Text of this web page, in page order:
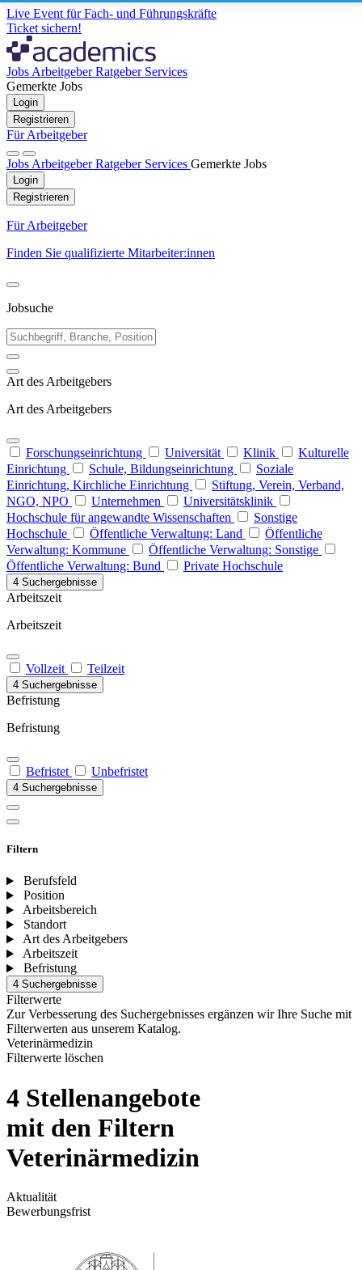
Live Event für Fach- und Führungskräfte
Ticket sichern!
Jobs ArbeitgeberRatgeber Services
Gemerkte Jobs
Login
Registrieren
Für Arbeitgeber
Jobs ArbeitgeberRatgeber Services Gemerkte Jobs
Login
Registrieren
Für Arbeitgeber
Finden Sie qualifizierte Mitarbeiter:innen
Jobsuche
Art des Arbeitgebers
Art des Arbeitgebers
Forschungseinrichtung Universität Klinik
Kulturelle
Einrichtung
Schule, Bildungseinrichtung
Soziale
Einrichtung, Kirchliche Einrichtung
Stiftung, Verein, Verband,
NGO, NPO
Unternehmen
Universitätsklinik
Hochschule für angewandte Wissenschaften
Sonstige
Hochschule
Öffentliche Verwaltung: Land
Öffentliche
Verwaltung: Kommune
Öffentliche Verwaltung: Sonstige
Öffentliche Verwaltung: Bund
Private Hochschule
4 Suchergebnisse
Arbeitszeit
Arbeitszeit
Vollzeit Teilzeit
4 Suchergebnisse
Befristung
Befristung
Befristet Unbefristet
4 Suchergebnisse
Filtern
Berufsfeld
Position
Arbeitsbereich
Standort
Art des Arbeitgebers
Arbeitszeit
Befristung
4 Suchergebnisse
Filterwerte
Zur Verbesserung des Suchergebnisses ergänzen wir Ihre Suche mit
Filterwerten aus unserem Katalog.
Veterinärmedizin
Filterwerte löschen
4 Stellenangebote
mit den Filtern
Veterinärmedizin
Aktualität
Bewerbungsfrist